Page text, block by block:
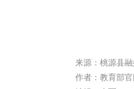
来源：桃源县
作者：教育部官